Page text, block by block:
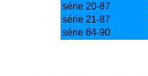
série 20-87
série 21-87
série 84-90